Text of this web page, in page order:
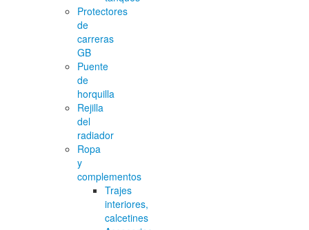
Protectores
de
carreras
GB
Puente
de
horquilla
Rejilla
del
radiador
Ropa
y
complementos
Trajes
interiores,
calcetines